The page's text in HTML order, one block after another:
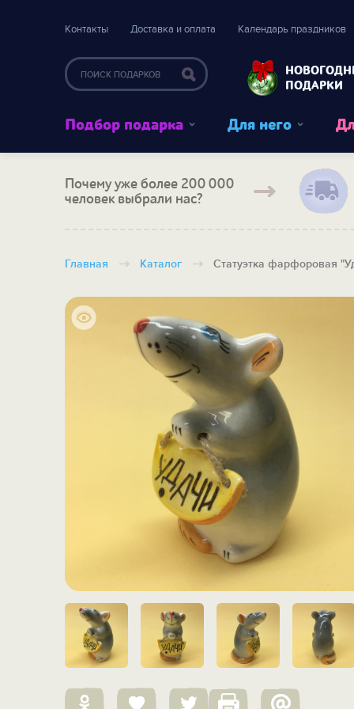
Контакты Доставка и оплата Календарь праздников
ПОДАРКИ
Подбор подарка Для него
Почему уже более 200 000
человек выбрали нас?
Главная Каталог Статуэтка фарфоровая